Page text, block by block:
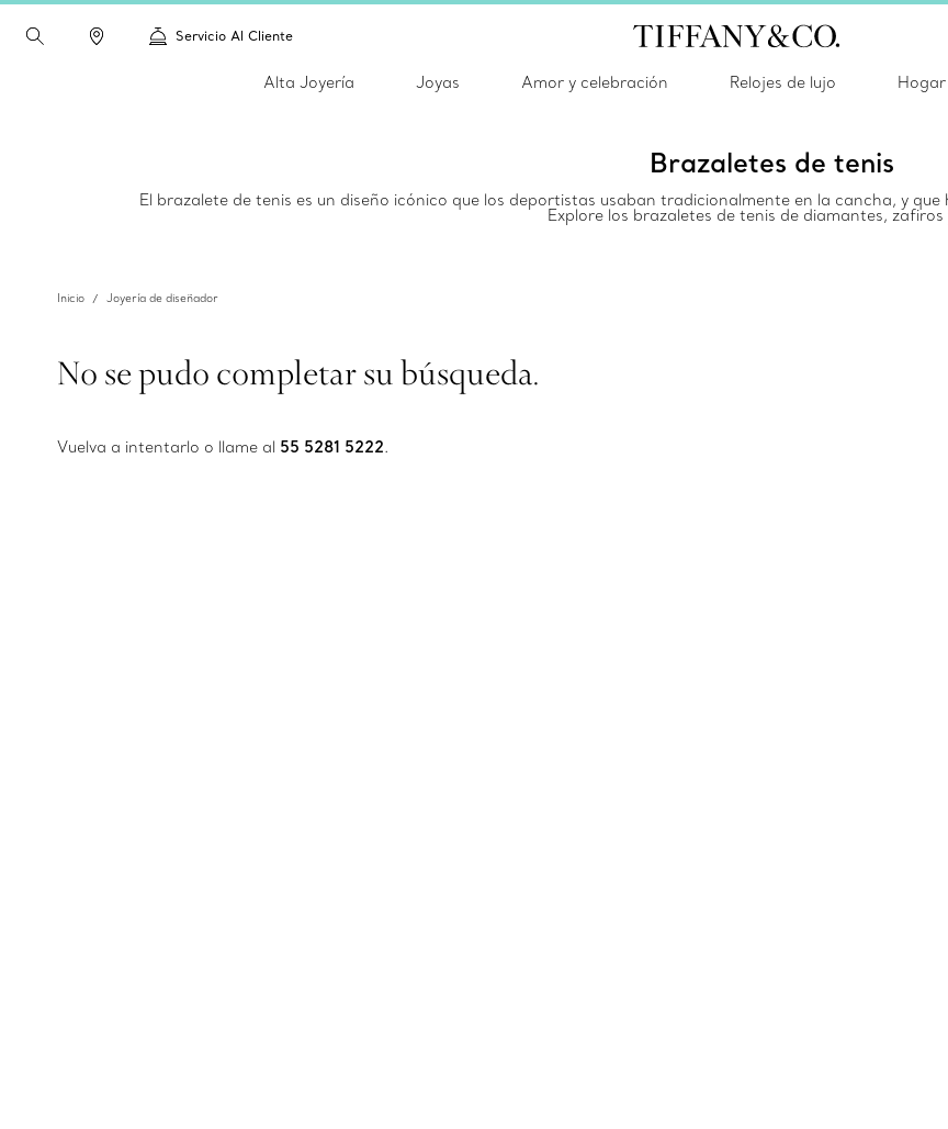
Servicio Al Cliente
Alta Joyería Joyas Amor y celebración Relojes de lujo Hogar
Brazaletes de tenis
El brazalete de tenis es un diseño icónico que los deportistas usaban tradicionalmente en la cancha, y
Explore los brazaletes de tenis de diamantes, zafiros
Inicio Joyería de diseñador
No se pudo completar su búsqueda.
Vuelva a intentarlo o llame al 55 5281 5222.